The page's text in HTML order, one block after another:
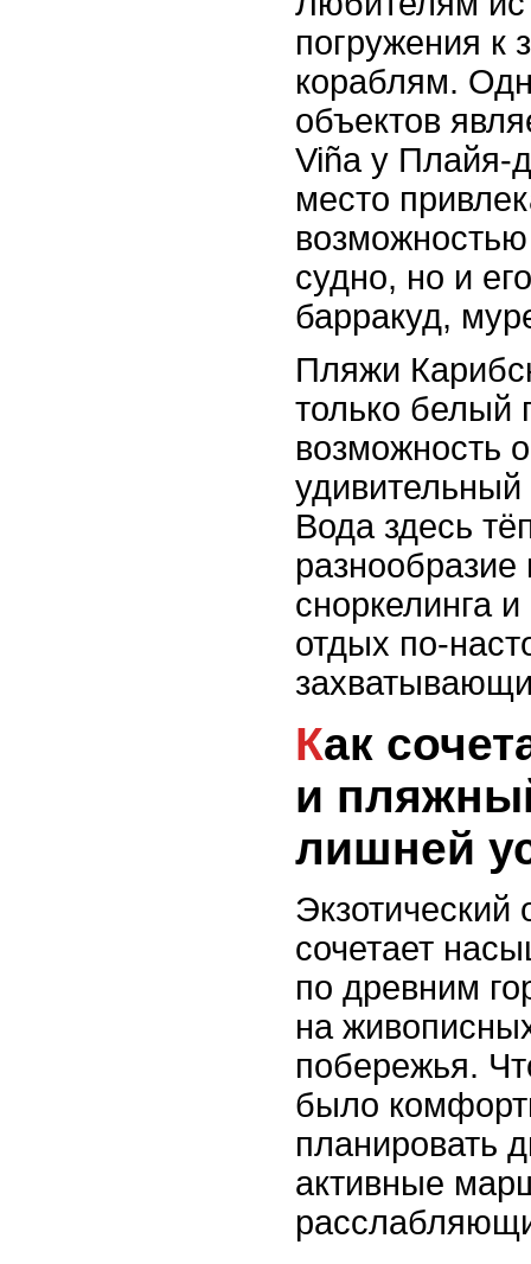
погружения к
кораблям.
объектов
Viña у Плайя-
место
судно, но и
барракуд,
Пляжи
только белый
возможность
Вода здесь
сноркелинга
отдых по-
Как сочетать экскурсии
и
лишней
Экзотический
сочетает
по древним
на
побережья.
было
планировать
активные